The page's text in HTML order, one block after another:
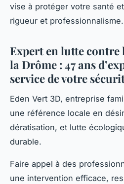
vise à protéger votre santé
rigueur et professionnalisme.
Expert en lutte contre
la Drôme : 47 ans
service de votre
Eden Vert 3D, entreprise
une référence locale en
dératisation, et lutte
durable.
Faire appel à des
une intervention efficace,